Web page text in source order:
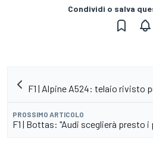
Condividi o salva
F1 | Alpine A524: telaio rivisto
PROSSIMO ARTICOLO
F1 | Bottas: "Audi sceglierà presto